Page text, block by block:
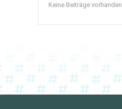
Keine Beiträge vorhanden